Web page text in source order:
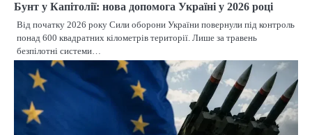
Бунт у Капітолії: нова допомога Україні у 2026 році
Від початку 2026 року Сили оборони України повернули під контроль
понад 600 квадратних кілометрів території. Лише за травень
безпілотні системи…